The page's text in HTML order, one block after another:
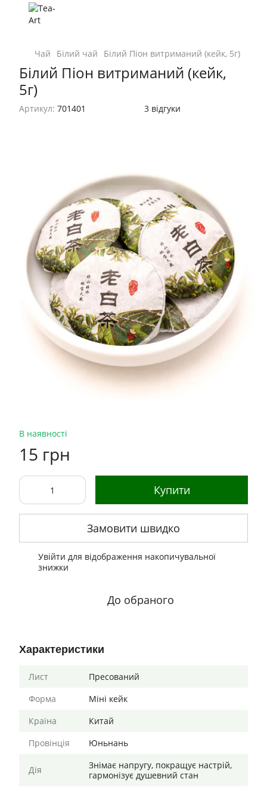
Чай Білий чай Білий Піон витриманий (кейк, 5г)
Білий Піон витриманий (кейк,
5г)
Артикул: 701401 3 відгуки
В наявності
15 грн
Купити
Замовити швидко
Увійти для відображення накопичувальної
знижки
До обраного
Характеристики
Лист
Пресований
Форма
Міні кейк
Країна
Китай
Провінція
Юньнань
Дія
Знімає напругу, покращує настрій,
гармонізує душевний стан